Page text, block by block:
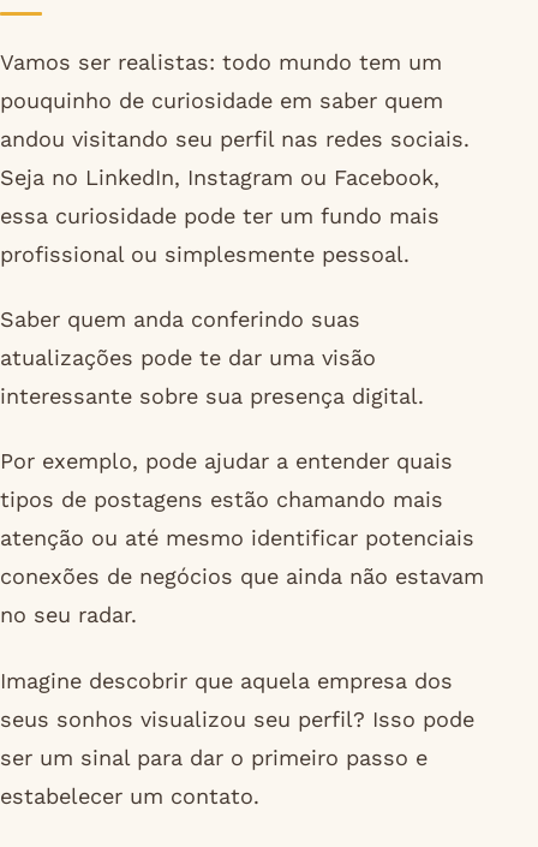
Vamos ser realistas: todo mundo tem um
pouquinho de curiosidade em saber quem
andou visitando seu perfil nas redes sociais.
Seja no LinkedIn, Instagram ou Facebook,
essa curiosidade pode ter um fundo mais
profissional ou simplesmente pessoal.
Saber quem anda conferindo suas
atualizações pode te dar uma visão
interessante sobre sua presença digital.
Por exemplo, pode ajudar a entender quais
tipos de postagens estão chamando mais
atenção ou até mesmo identificar potenciais
conexões de negócios que ainda não estavam
no seu radar.
Imagine descobrir que aquela empresa dos
seus sonhos visualizou seu perfil? Isso pode
ser um sinal para dar o primeiro passo e
estabelecer um contato.